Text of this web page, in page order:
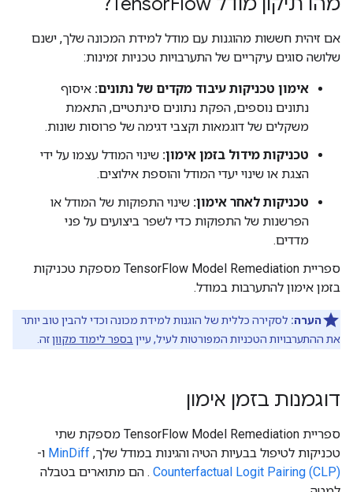
אם זיהית חששות מהוגנות עם מודל למידת המכונה שלך, ישנם
שלושה סוגים עיקריים של התערבויות טכניות זמינות:
אימון טכניקות עיבוד מקדים של נתונים: איסוף
נתונים נוספים, הפקת נתונים סינתטיים, התאמת
משקלים של דוגמאות וקצבי דגימה של פרוסות שונות.
טכניקות מידול בזמן אימון: שינוי המודל עצמו על ידי
הצגת או שינוי יעדי המודל והוספת אילוצים.
טכניקות לאחר אימון: שינוי התפוקות של המודל או
הפרשנות של התפוקות כדי לשפר ביצועים על פני
מדדים.
ספריית TensorFlow Model Remediation מספקת טכניקות
בזמן אימון להתערבות במודל.
הערה: לסקירה כללית של הוגנות למידת מכונה וכדי להבין טוב יותר
את ההתערבויות הטכניות המפורטות לעיל, עיין בספר לימוד מקווןזה.
דוגמנות בזמן אימון
ספריית TensorFlow Model Remediation מספקת שתי
טכניקות לטיפול בבעיות הטיה והגינות במודל שלך, MinDiff ו-
Counterfactual Logit Pairing (CLP) . הם מתוארים בטבלה